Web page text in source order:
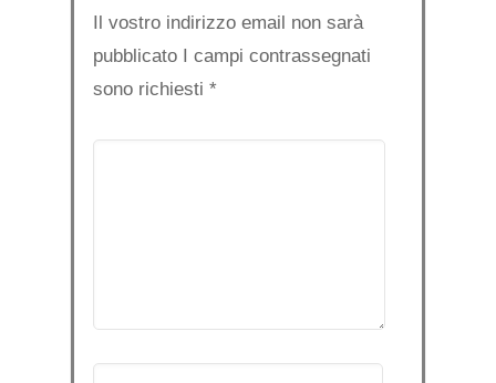
Il vostro indirizzo email non sarà
pubblicato I campi contrassegnati
sono richiesti *